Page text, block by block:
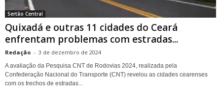
Sertão Central
Quixadá e outras 11 cidades do Ceará
enfrentam problemas com estradas...
Redação - 3 de dezembro de 2024
A avaliação da Pesquisa CNT de Rodovias 2024, realizada pela
Confederação Nacional do Transporte (CNT) revelou as cidades cearenses
com os trechos de estradas...